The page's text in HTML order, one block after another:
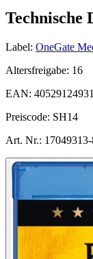
Technische
Label: OneGate
Altersfreigabe: 16
EAN:
Preiscode: SH14
Art. Nr.: